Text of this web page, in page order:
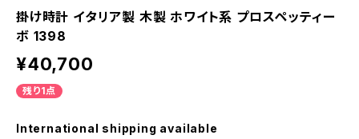
掛け時計 イタリア製 木製 ホワイト系 プロスペッティー
ボ 1398
¥40,700
残り1点
International shipping available